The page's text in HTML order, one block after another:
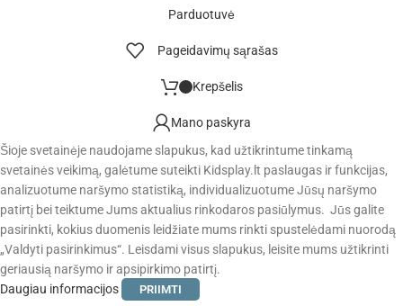
Parduotuvė
Pageidavimų sąrašas
Krepšelis
Mano paskyra
Šioje svetainėje naudojame slapukus, kad užtikrintume tinkamą
svetainės veikimą, galėtume suteikti Kidsplay.lt paslaugas ir funkcijas,
analizuotume naršymo statistiką, individualizuotume Jūsų naršymo
patirtį bei teiktume Jums aktualius rinkodaros pasiūlymus. Jūs galite
pasirinkti, kokius duomenis leidžiate mums rinkti spustelėdami nuorodą
„Valdyti pasirinkimus“. Leisdami visus slapukus, leisite mums užtikrinti
geriausią naršymo ir apsipirkimo patirtį.
Daugiau informacijos
PRIIMTI